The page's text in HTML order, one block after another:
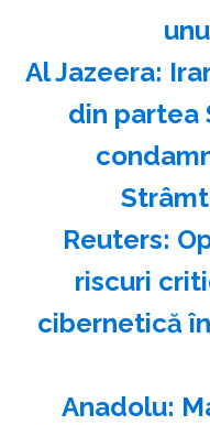
Al Jazeera:
din partea
Reuters:
riscuri
cibernetică
Anadolu: